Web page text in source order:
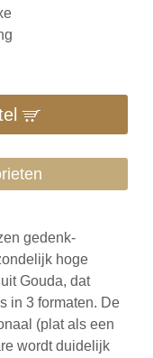
gedenk-
hoge
Gouda, dat
in 3 formaten. De
(plat als een
wordt duidelijk